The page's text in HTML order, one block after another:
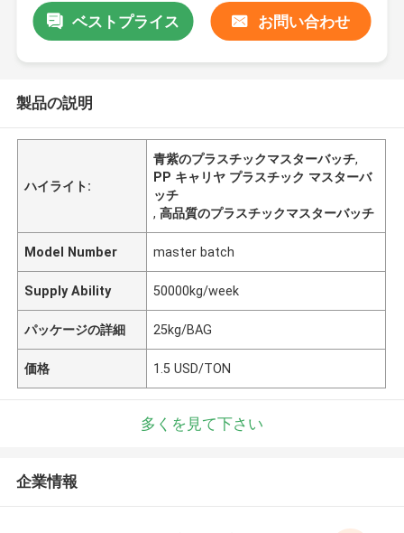
ベストプライス お問い合わせ
製品の説明
ハイライト:
青紫のプラスチックマスターバッチ,
PP キャリヤ プラスチック マスターバ
ッチ
,高品質のプラスチックマスターバッチ
Model Number master batch
Supply Ability 50000kg/week
パッケージの詳細 25kg/BAG
価格 1.5 USD/TON
多くを見て下さい
企業情報